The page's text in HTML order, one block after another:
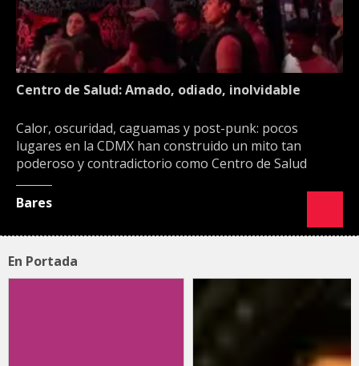
Centro de Salud: Amado, odiado, inolvidable
Calor, oscuridad, caguamas y post-punk: pocos
lugares en la CDMX han construido un mito tan
poderoso y contradictorio como Centro de Salud
Bares
En Portada